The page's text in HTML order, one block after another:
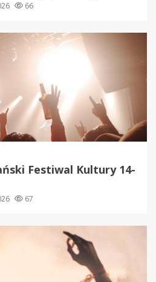
66
Festiwal Kultury 14-
67